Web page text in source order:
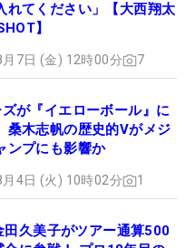
れてください」【大西翔太
】
7日 (金) 12時00分 7
が『イエローボール』に
木志帆の歴史的Vがメジ
ンプにも影響か
4日 (火) 10時02分 1
田久美子がツアー通算500